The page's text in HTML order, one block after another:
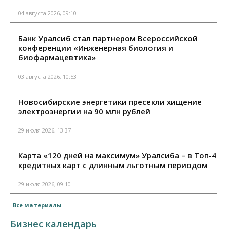
04 августа 2026, 09:10
Банк Уралсиб стал партнером Всероссийской
конференции «Инженерная биология и
биофармацевтика»
03 августа 2026, 10:53
Новосибирские энергетики пресекли хищение
электроэнергии на 90 млн рублей
29 июля 2026, 13:37
Карта «120 дней на максимум» Уралсиба – в Топ-4
кредитных карт с длинным льготным периодом
29 июля 2026, 09:10
Все материалы
Бизнес календарь